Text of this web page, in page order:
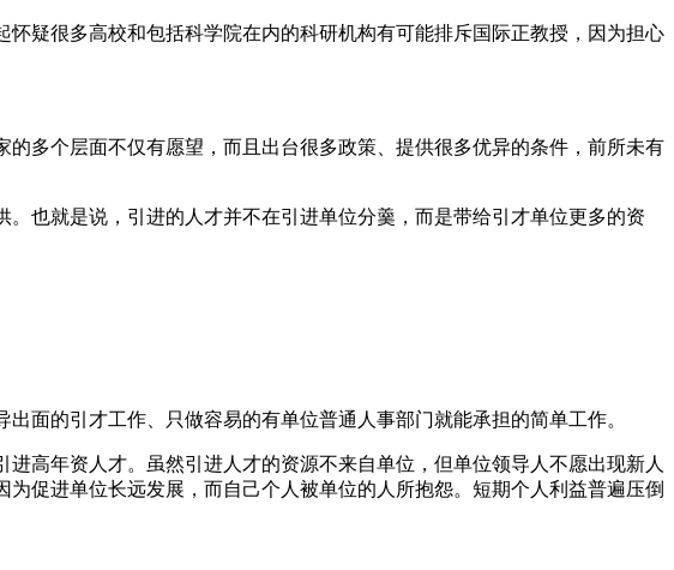
疑很多高校和包括科学院在内的科研机构有可能排斥国际正教授，因为担心
多个层面不仅有愿望，而且出台很多政策、提供很多优异的条件，前所未有
也就是说，引进的人才并不在引进单位分羹，而是带给引才单位更多的资
面的引才工作、只做容易的有单位普通人事部门就能承担的简单工作。
高年资人才。虽然引进人才的资源不来自单位，但单位领导人不愿出现新人
促进单位长远发展，而自己个人被单位的人所抱怨。短期个人利益普遍压倒